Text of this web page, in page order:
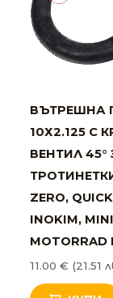
ВЪТРЕШНА
10Х2.125 С
ВЕНТИЛ 45°
ZERO,
INOKIM, MINI
MOTORRAD
11.00€ (21.51